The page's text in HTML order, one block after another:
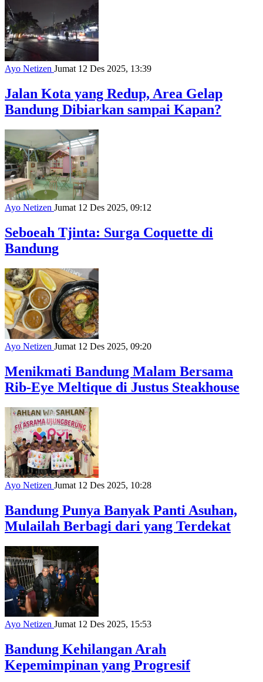
Ayo Netizen Jumat 12 Des 2025, 13:39
Jalan Kota yang Redup, Area Gelap
Bandung Dibiarkan sampai Kapan?
Ayo Netizen Jumat 12 Des 2025, 09:12
Seboeah Tjinta: Surga Coquette di
Bandung
Ayo Netizen Jumat 12 Des 2025, 09:20
Menikmati Bandung Malam Bersama
Rib-Eye Meltique di Justus Steakhouse
Ayo Netizen Jumat 12 Des 2025, 10:28
Bandung Punya Banyak Panti Asuhan,
Mulailah Berbagi dari yang Terdekat
Ayo Netizen Jumat 12 Des 2025, 15:53
Bandung Kehilangan Arah
Kepemimpinan yang Progresif